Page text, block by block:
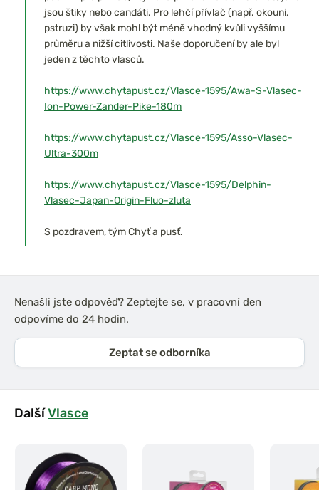
jsou štiky nebo candáti. Pro lehčí přívlač (např. okouni,
pstruzi) by však mohl být méně vhodný kvůli vyššímu
průměru a nižší citlivosti.​ Naše doporučení by ale byl
jeden z těchto vlasců.
https://www.chytapust.cz/Vlasce-1595/Awa-S-Vlasec-
Ion-Power-Zander-Pike-180m
https://www.chytapust.cz/Vlasce-1595/Asso-Vlasec-
Ultra-300m
https://www.chytapust.cz/Vlasce-1595/Delphin-
Vlasec-Japan-Origin-Fluo-zluta
S pozdravem, tým Chyť a pusť.
Nenašli jste odpověď? Zeptejte se, v pracovní den
odpovíme do 24 hodin.
Zeptat se odborníka
DalšíVlasce